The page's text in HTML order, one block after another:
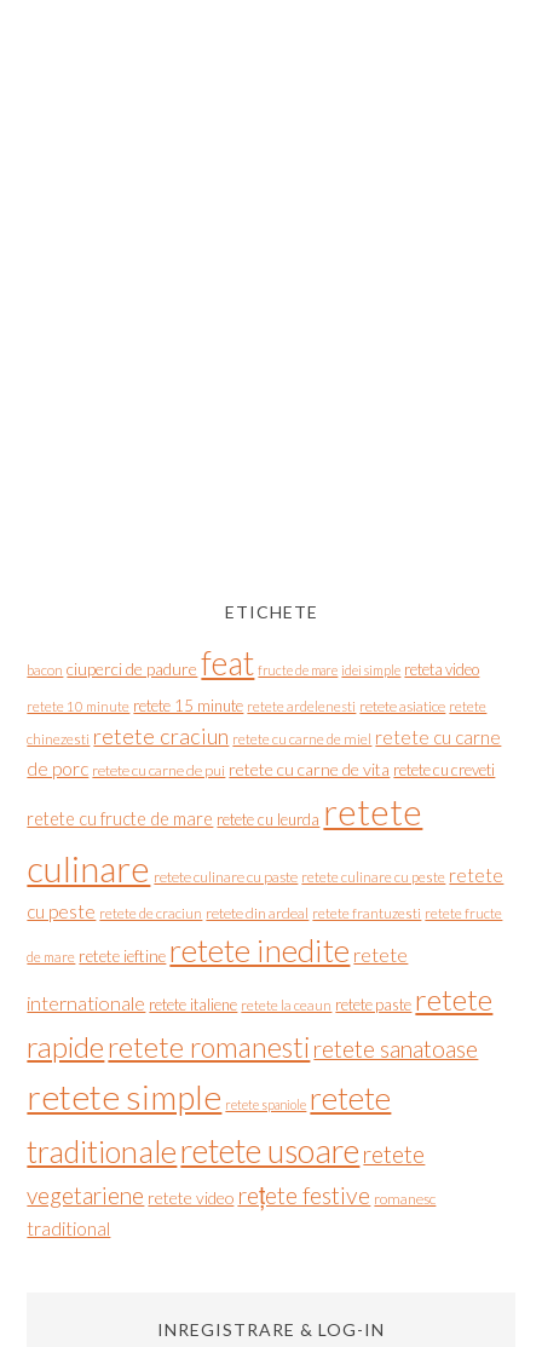
ETICHETE
bacon ciuperci de padure feat fructe de mare idei simple reteta video
retete 10 minute retete 15 minute retete ardelenesti retete asiatice retete
chinezesti retete craciun retete cu carne de miel retete cu carne
de porc retete cu carne de pui retete cu carne de vita retete cu creveti
retete cu fructe de mare retete cu leurda retete
culinare retete culinare cu paste retete culinare cu peste retete
cu peste retete de craciun retete din ardeal retete frantuzesti retete fructe
de mare retete ieftine retete inedite retete
internationale retete italiene retete la ceaun retete paste retete
rapideretete romanesti retete sanatoase
retete simple retete spaniole retete
traditionaleretete usoare retete
vegetariene retete video rețete festive romanesc
traditional
INREGISTRARE & LOG-IN